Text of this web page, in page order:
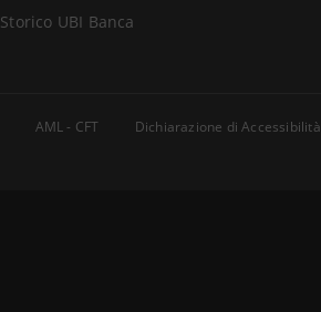
Storico UBI Banca
AML - CFT Dichiarazione di Accessibilità